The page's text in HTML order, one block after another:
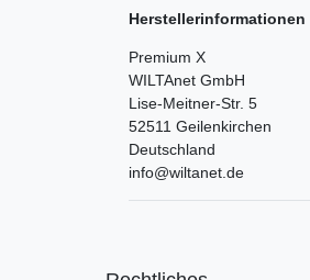
Herstellerinformationen
Premium X
WILTAnet GmbH
Lise-Meitner-Str. 5
52511 Geilenkirchen
Deutschland
info@wiltanet.de